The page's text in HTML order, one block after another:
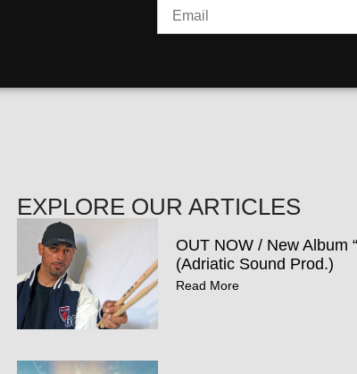
EXPLORE OUR ARTICLES
OUT NOW / New Album
(Adriatic Sound Prod.)
Read More